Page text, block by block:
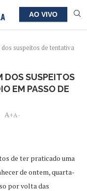
AO VIVO
suspeitos de tentativa
DOS SUSPEITOS
EM PASSO DE
A+A-
de ter praticado uma
de ontem, quarta-
por volta das